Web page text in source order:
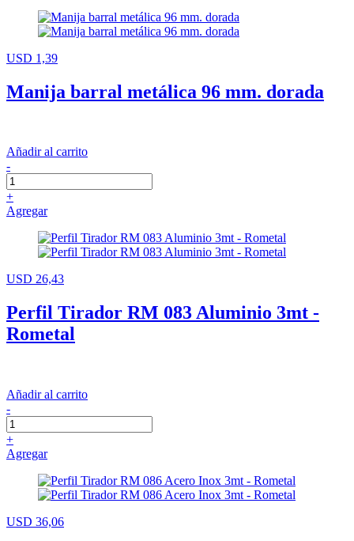
USD 1,39
Manija barral metálica 96 mm. dorada
Añadir al carrito
-
+
Agregar
USD 26,43
Perfil Tirador RM 083 Aluminio 3mt -
Rometal
Añadir al carrito
-
+
Agregar
USD 36,06